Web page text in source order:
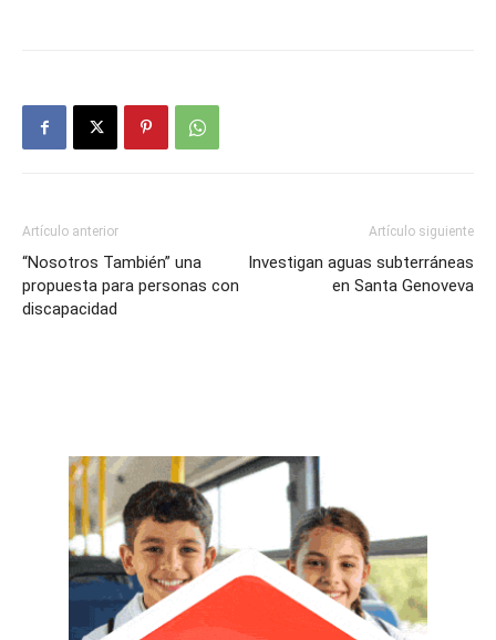
Artículo anterior
“Nosotros También” una
propuesta para personas con
discapacidad
Artículo siguiente
Investigan aguas subterráneas
en Santa Genoveva